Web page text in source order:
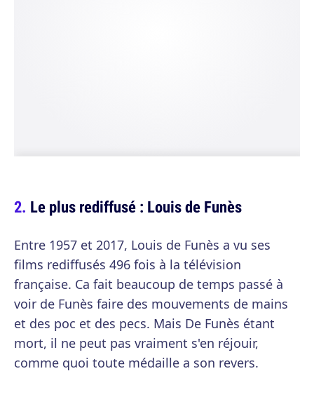
Le plus rediffusé : Louis de Funès
Entre 1957 et 2017, Louis de Funès a vu ses
films rediffusés 496 fois à la télévision
française. Ca fait beaucoup de temps passé à
voir de Funès faire des mouvements de mains
et des poc et des pecs. Mais De Funès étant
mort, il ne peut pas vraiment s'en réjouir,
comme quoi toute médaille a son revers.